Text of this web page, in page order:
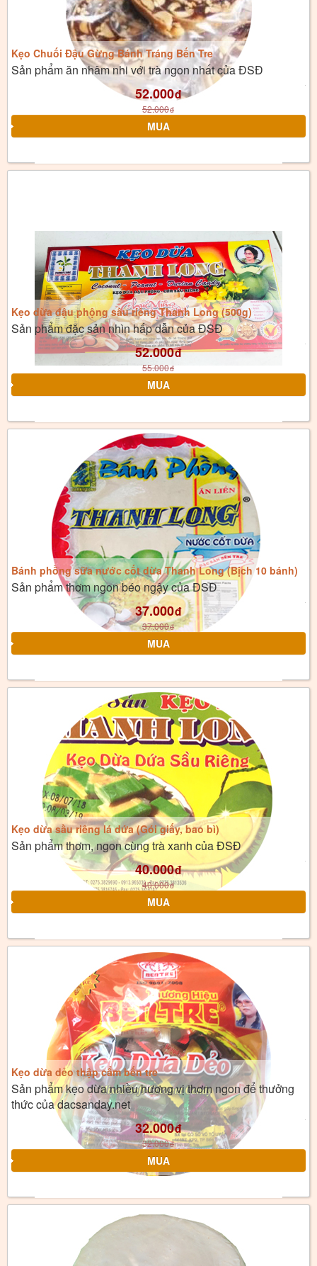
Kẹo Chuối Đậu Gừng Bánh Tráng Bến Tre
Sản phẩm ăn nhâm nhi với trà ngon nhất của ĐSĐ
52.000đ
52.000đ
Kẹo dừa đậu phộng sầu riêng Thanh Long (500g)
Sản phẩm đặc sản nhìn hấp dẫn của ĐSĐ
52.000đ
55.000đ
Bánh phồng sữa nước cốt dừa Thanh Long (Bịch 10 bánh)
Sản phẩm thơm ngon béo ngậy của ĐSĐ
37.000đ
37.000đ
Kẹo dừa sầu riêng lá dứa (Gói giấy, bao bì)
Sản phẩm thơm, ngon cùng trà xanh của ĐSĐ
40.000đ
40.000đ
Kẹo dừa dẻo thập cẩm bến tre
Sản phẩm kẹo dừa nhiều hương vị thơm ngon để thưởng
thức của dacsanday.net
32.000đ
32.000đ